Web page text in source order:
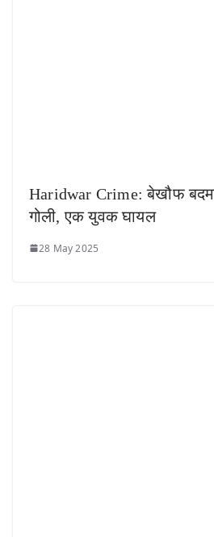
Haridwar Crime: बेखौफ
गोली, एक युवक घायल
28 May 2025